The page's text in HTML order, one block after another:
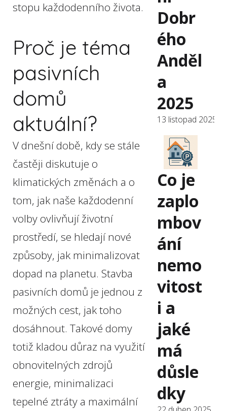
stopu každodenního života.
Proč je téma
pasivních
domů
aktuální?
V dnešní době, kdy se stále
častěji diskutuje o
klimatických změnách a o
tom, jak naše každodenní
volby ovlivňují životní
prostředí, se hledají nové
způsoby, jak minimalizovat
dopad na planetu. Stavba
pasivních domů je jednou z
možných cest, jak toho
dosáhnout. Takové domy
totiž kladou důraz na využití
obnovitelných zdrojů
energie, minimalizaci
tepelné ztráty a maximální
Dobr
ého
Anděl
a
2025
13 listopad 2025
Co je
zaplo
mbov
ání
nemo
vitost
i a
jaké
má
důsle
dky